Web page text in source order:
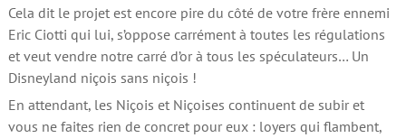
Cela dit le projet est encore pire du côté de votre frère ennemi
Eric Ciotti qui lui, s’oppose carrément à toutes les régulations
et veut vendre notre carré d’or à tous les spéculateurs… Un
Disneyland niçois sans niçois !
En attendant, les Niçois et Niçoises continuent de subir et
vous ne faites rien de concret pour eux : loyers qui flambent,